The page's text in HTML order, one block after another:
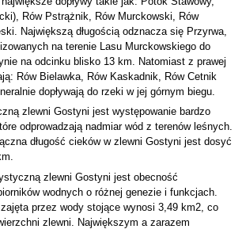
Rów Pstrążnik, Rów Murckowski, Rów
Największą długością odznacza się Przyrwa,
na terenie Lasu Murckowskiego do
na odcinku blisko 13 km. Natomiast z prawej
Rów Bielawka, Rów Kaskadnik, Rów Cetnik
dopływają do rzeki w jej górnym biegu.
zlewni Gostyni jest występowanie bardzo
odprowadzają nadmiar wód z terenów leśnych.
długość cieków w zlewni Gostyni jest dosyć
zlewni Gostyni jest obecność
wodnych o różnej genezie i funkcjach.
przez wody stojące wynosi 3,49 km2, co
zlewni. Największym a zarazem